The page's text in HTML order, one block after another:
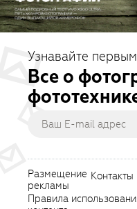
Узнавайте
Все о
Размещение
рекламы
Контакты
Правила